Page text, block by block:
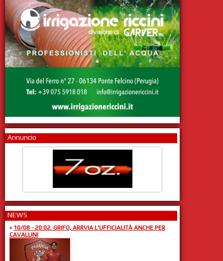
Annuncio
NEWS
» 10/08 - 20:02. GRIFO, ARRVIA L'UFFICIALITÀ ANCHE PER
CAVALLINI